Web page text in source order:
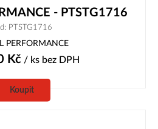
- PTSTG1716
PTSTG1716
PERFORMANCE
Kč/ ks bez DPH
Koupit